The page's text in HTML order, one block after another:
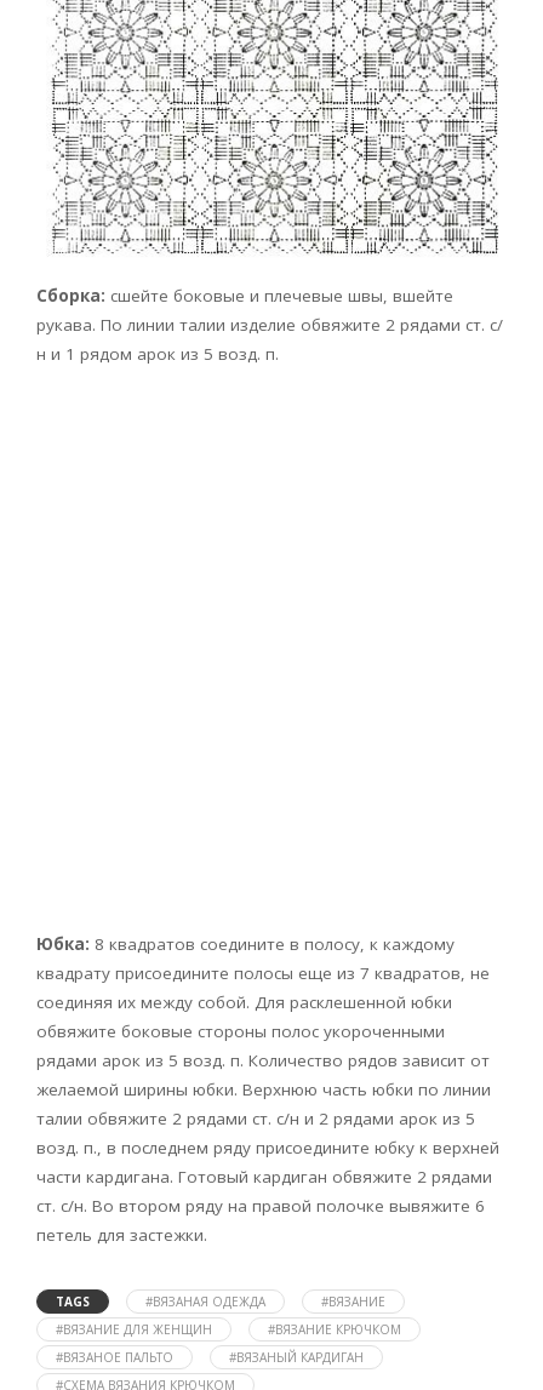
Сборка: сшейте боковые и плечевые швы, вшейте
рукава. По линии талии изделие обвяжите 2 рядами ст. с/
н и 1 рядом арок из 5 возд. п.
Юбка: 8 квадратов соедините в полосу, к каждому
квадрату присоедините полосы еще из 7 квадратов, не
соединяя их между собой. Для расклешенной юбки
обвяжите боковые стороны полос укороченными
рядами арок из 5 возд. п. Количество рядов зависит от
желаемой ширины юбки. Верхнюю часть юбки по линии
талии обвяжите 2 рядами ст. с/н и 2 рядами арок из 5
возд. п., в последнем ряду присоедините юбку к верхней
части кардигана. Готовый кардиган обвяжите 2 рядами
ст. с/н. Во втором ряду на правой полочке вывяжите 6
петель для застежки.
TAGS #ВЯЗАНАЯ ОДЕЖДА
#ВЯЗАНИЕ
#ВЯЗАНИЕ ДЛЯ ЖЕНЩИН
#ВЯЗАНИЕ КРЮЧКОМ
#ВЯЗАНОЕ ПАЛЬТО
#ВЯЗАНЫЙ КАРДИГАН
#СХЕМА ВЯЗАНИЯ КРЮЧКОМ